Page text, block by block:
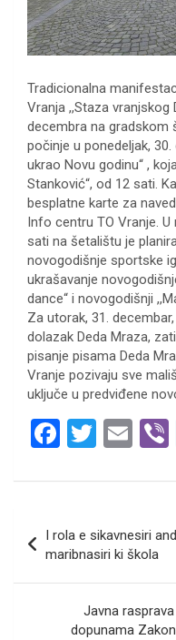
Tradicionalna
Vranja ,,Staza vranjskog
decembra na gradskom
počinje u ponedeljak,
ukrao Novu godinu“ ,
Stanković“, od 12 sati.
besplatne karte za
Info centru TO Vranje.
sati na šetalištu je
novogodišnje sportske
ukrašavanje
dance“ i novogodišnji
Za utorak, 31.
dolazak Deda Mraza,
pisanje pisama Deda
Vranje pozivaju sve
uključe u predviđene
F
ce
b
o
o
T
tt
er
E
ail
чланка
I rola e sikavnesiri
maribnasiri ki škola
Javna
dopunama